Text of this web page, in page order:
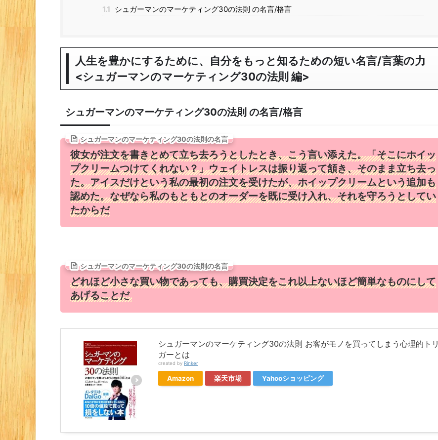
1.1 シュガーマンのマーケティング30の法則 の名言/格言
人生を豊かにするために、自分をもっと知るための短い名言/言葉の力
<シュガーマンのマーケティング30の法則 編>
シュガーマンのマーケティング30の法則 の名言/格言
シュガーマンのマーケティング30の法則の名言
彼女が注文を書きとめて立ち去ろうとしたとき、こう言い添えた。「そこにホイッ
プクリームつけてくれない？」ウェイトレスは振り返って頷き、そのまま立ち去っ
た。アイスだけという私の最初の注文を受けたが、ホイップクリームという追加も
認めた。なぜなら私のもともとのオーダーを既に受け入れ、それを守ろうとしてい
たからだ
シュガーマンのマーケティング30の法則の名言
どれほど小さな買い物であっても、購買決定をこれ以上ないほど簡単なものにして
あげることだ
シュガーマンのマーケティング30の法則 お客がモノを買ってしまう心理的トリ
ガーとは
created by Rinker
Amazon 楽天市場 Yahooショッピング